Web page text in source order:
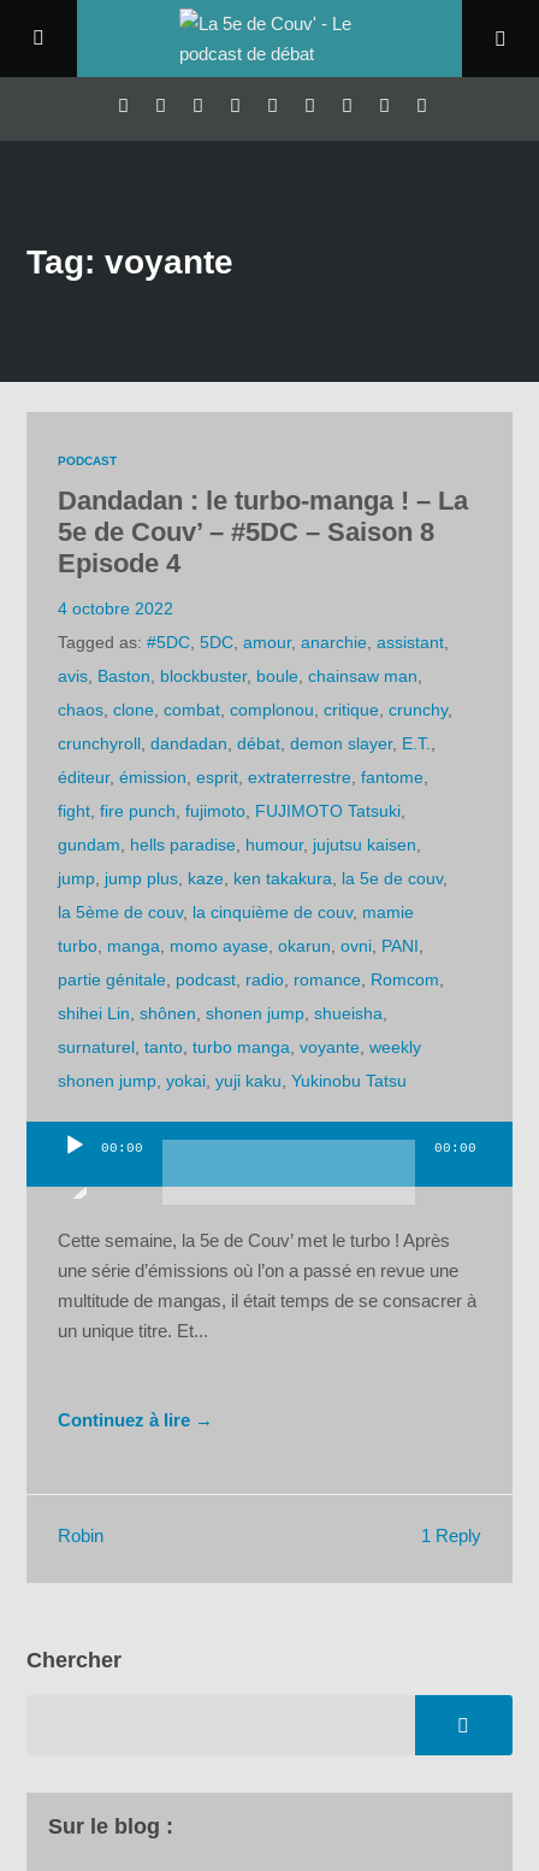
Tag: voyante
PODCAST
Dandadan : le turbo-manga ! – La
5e de Couv’ – #5DC – Saison 8
Episode 4
4 octobre 2022
Tagged as:#5DC ,5DC ,amour,anarchie ,assistant
avis Baston blockbuster, boule ,chainsaw man
chaos ,clone ,combat ,complonou ,critique ,crunchy,
crunchyroll ,dandadan ,débat ,demon slayer, E.T.
éditeur,émission ,esprit ,extraterrestre ,fantome
fight ,fire punch ,fujimoto FUJIMOTO Tatsuki
gundam
hells paradise humour, jujutsu kaisen
jump jump plus kaze ken takakura la 5e de couv,
la 5ème de couv, la cinquième de couv, mamie
turbo manga momo ayase ,okarun ,ovni PANI
partie génitale podcast radio romance Romcom
shihei Lin ,shônen ,shonen jump ,shueisha
surnaturel ,tanto ,turbo manga ,voyante ,weekly
shonen jump ,yokai ,yuji kaku ,Yukinobu Tatsu
00:00 00:00
Cette semaine, la 5e de Couv’ met le turbo ! Après
une série d’émissions où l’on a passé en revue une
multitude de mangas, il était temps de se consacrer à
un unique titre. Et...
Continuez à lire →
1 Reply
Robin
Chercher
Sur le blog :